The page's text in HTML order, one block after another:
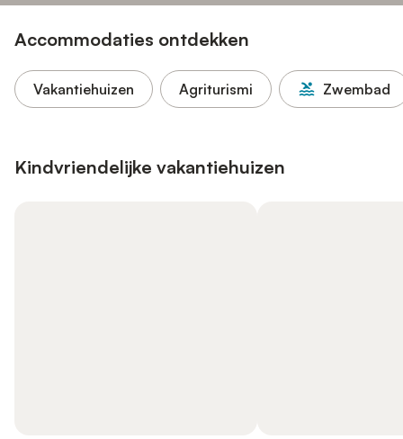
Accommodaties ontdekken
Vakantiehuizen Agriturismi Zwembad
Kindvriendelijke vakantiehuizen